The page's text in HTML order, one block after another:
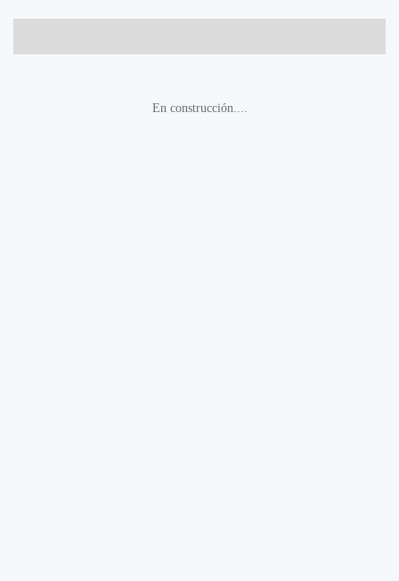
En construcción....